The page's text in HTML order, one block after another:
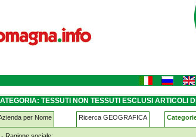
articoli-di-vestiario
TESSUTI NON TESSUTI ESCLUSI ARTICOLI
per Nome Ricerca GEOGRAFICA